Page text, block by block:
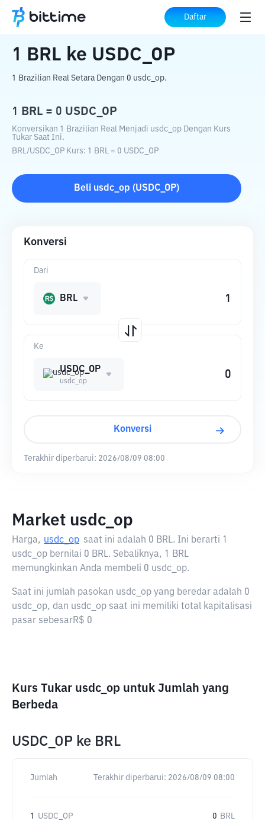
Daftar
Beranda Konverter Kripto ke USDC_OP
1 BRL ke USDC_OP
1 Brazilian Real Setara Dengan 0 usdc_op.
1 BRL = 0 USDC_OP
Konversikan 1 Brazilian Real Menjadi usdc_op Dengan Kurs
Tukar Saat Ini.
BRL/USDC_OP Kurs: 1 BRL = 0 USDC_OP
Beli usdc_op (USDC_OP)
Konversi
Ke
USDC_OP
usdc_op
Dari
BRL
Konversi
Terakhir diperbarui: 2026/08/09 08:00
Market usdc_op
Harga, usdc_op saat ini adalah 0 BRL. Ini berarti 1
usdc_op bernilai 0 BRL. Sebaliknya, 1 BRL
memungkinkan Anda membeli 0 usdc_op.
Saat ini jumlah pasokan usdc_op yang beredar adalah 0
usdc_op, dan usdc_op saat ini memiliki total kapitalisasi
pasar sebesarR$ 0
Kurs Tukar usdc_op untuk Jumlah yang
Berbeda
USDC_OP ke BRL
Jumlah Terakhir diperbarui: 2026/08/09 08:00
1 USDC_OP 0 BRL